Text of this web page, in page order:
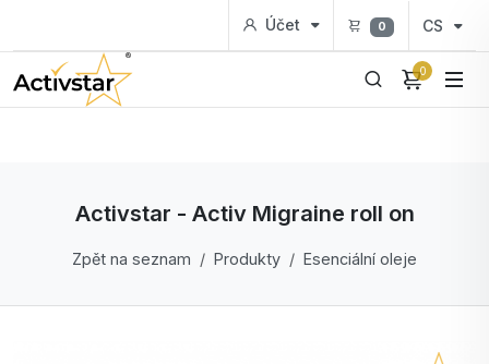
Účet 0 CS
0
Activstar - Activ Migraine roll on
Zpět na seznam Produkty Esenciální oleje